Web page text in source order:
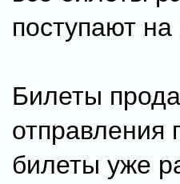
поступают
Билеты
отправления
билеты уже